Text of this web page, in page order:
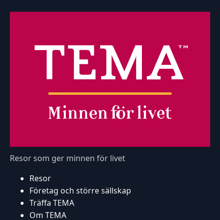
Resor som ger minnen för livet
Resor
Företag och större sällskap
Träffa TEMA
Om TEMA